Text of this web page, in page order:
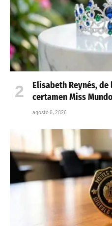
Elisabeth Reynés,
certamen Miss
agosto 6, 2026